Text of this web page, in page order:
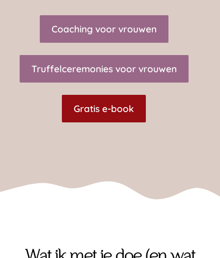
Coaching voor vrouwen
Truffelceremonies voor vrouwen
Gratis e-book